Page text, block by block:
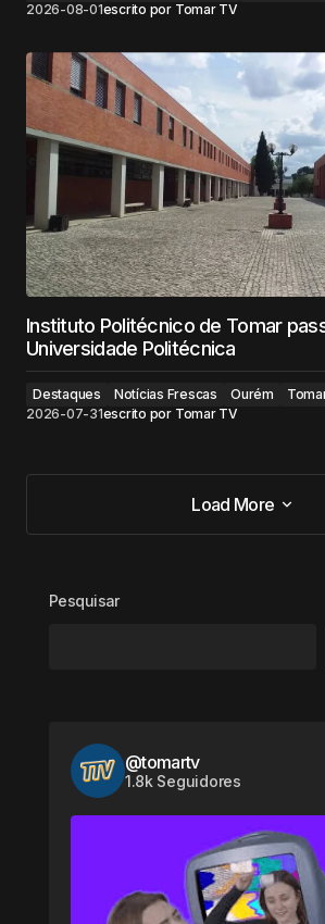
2026-08-01escrito por Tomar TV
Instituto Politécnico de Tomar
Universidade Politécnica
Destaques Notícias Frescas Ourém
2026-07-31escrito por Tomar TV
Load More
Load More
Pesquisar
@tomartv
1.8k Seguidores